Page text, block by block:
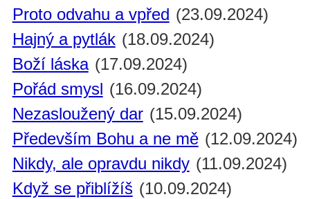
Proto odvahu a vpřed (23.09.2024)
Hajný a pytlák (18.09.2024)
Boží láska (17.09.2024)
Pořád smysl (16.09.2024)
Nezasloužený dar (15.09.2024)
Především Bohu a ne mě (12.09.2024)
Nikdy, ale opravdu nikdy (11.09.2024)
Když se přiblížíš (10.09.2024)